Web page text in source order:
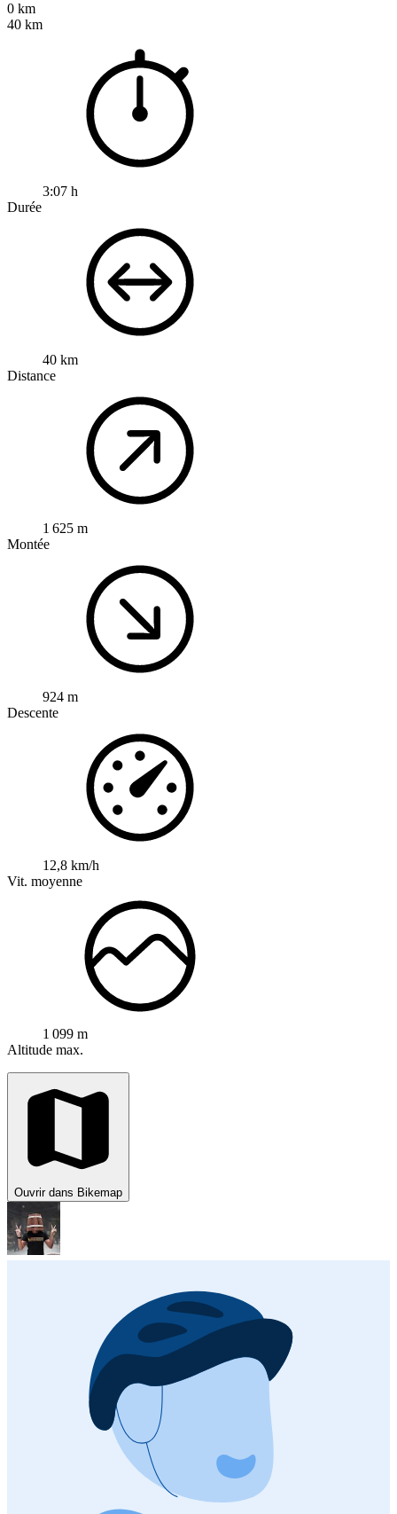
0 km
40 km
3:07 h
Durée
40 km
Distance
1 625 m
Montée
924 m
Descente
12,8 km/h
Vit. moyenne
1 099 m
Altitude max.
Ouvrir dans Bikemap